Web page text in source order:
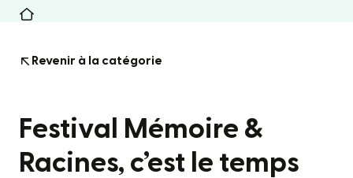
Revenir à la catégorie
Festival Mémoire &
Racines, c’est le temps